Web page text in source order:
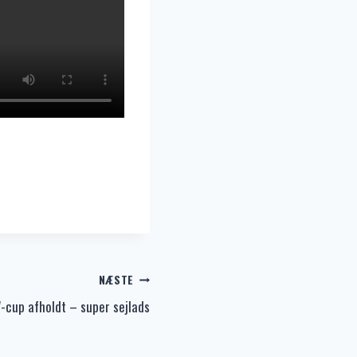
NÆSTE
cup afholdt – super sejlads